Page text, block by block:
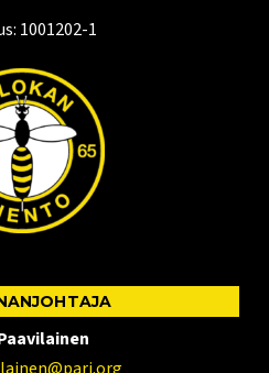
1001202-1